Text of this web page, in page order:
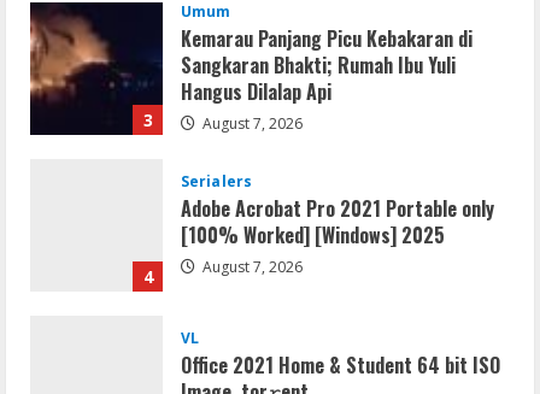
3
Umum
Kemarau Panjang Picu Kebakaran di
Sangkaran Bhakti; Rumah Ibu Yuli
Hangus Dilalap Api
August 7, 2026
4
Serialers
Adobe Acrobat Pro 2021 Portable only
[100% Worked] [Windows] 2025
August 7, 2026
VL
Office 2021 Home & Student 64 bit ISO